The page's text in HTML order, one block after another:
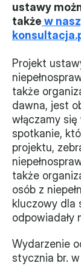
Projekt z
Przystąp
Członkostwo
Procedura
Monitorujemy
Działania z
Sprawy
Forum
Certyfikujemy
Certyfikat
ustawy
także w
Projekt
także
dawna, jest
włączamy
spotkanie,
projektu,
także
osób z
kluczowy dla
odpowiadały
Wydarzenie
stycznia br.